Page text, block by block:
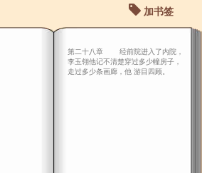
加书签
第二十八章 经前院进入了内院，
李玉翎他记不清楚穿过多少幢房子，
走过多少条画廊，他 游目四顾。